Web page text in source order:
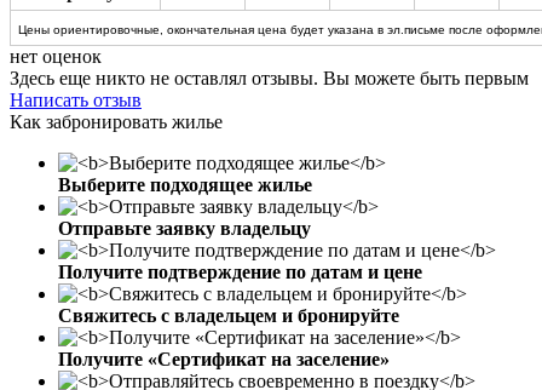
Цены ориентировочные, окончательная цена будет указана в эл.письме после
нет оценок
Здесь еще никто не оставлял отзывы. Вы можете быть первым
Написать отзыв
Как забронировать жилье
Выберите подходящее жилье
Отправьте заявку владельцу
Получите подтверждение по датам и цене
Свяжитесь с владельцем и бронируйте
Получите «Сертификат на заселение»